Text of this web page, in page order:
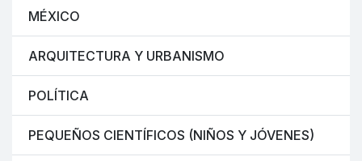
MÉXICO
ARQUITECTURA Y URBANISMO
POLÍTICA
PEQUEÑOS CIENTÍFICOS (NIÑOS Y JÓVENES)